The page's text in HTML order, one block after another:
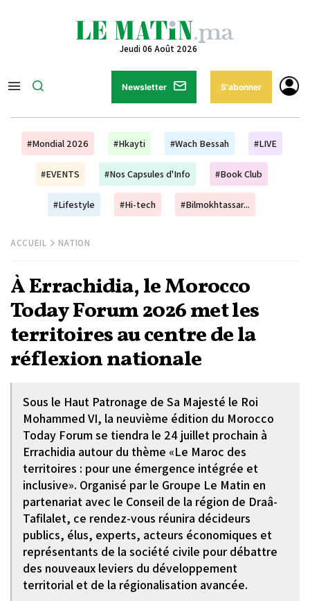
Jeudi 06 Août 2026
Newsletter S'abonner
#Mondial 2026 #Hkayti #Wach Bessah #LIVE
#EVENTS #Nos Capsules d'Info #Book Club
#Lifestyle #Hi-tech #Bilmokhtassar...
ACCUEIL NATION
À Errachidia, le Morocco
Today Forum 2026 met les
territoires au centre de la
réflexion nationale
Sous le Haut Patronage de Sa Majesté le Roi
Mohammed VI, la neuvième édition du Morocco
Today Forum se tiendra le 24 juillet prochain à
Errachidia autour du thème «Le Maroc des
territoires : pour une émergence intégrée et
inclusive». Organisé par le Groupe Le Matin en
partenariat avec le Conseil de la région de Draâ-
Tafilalet, ce rendez-vous réunira décideurs
publics, élus, experts, acteurs économiques et
représentants de la société civile pour débattre
des nouveaux leviers du développement
territorial et de la régionalisation avancée.